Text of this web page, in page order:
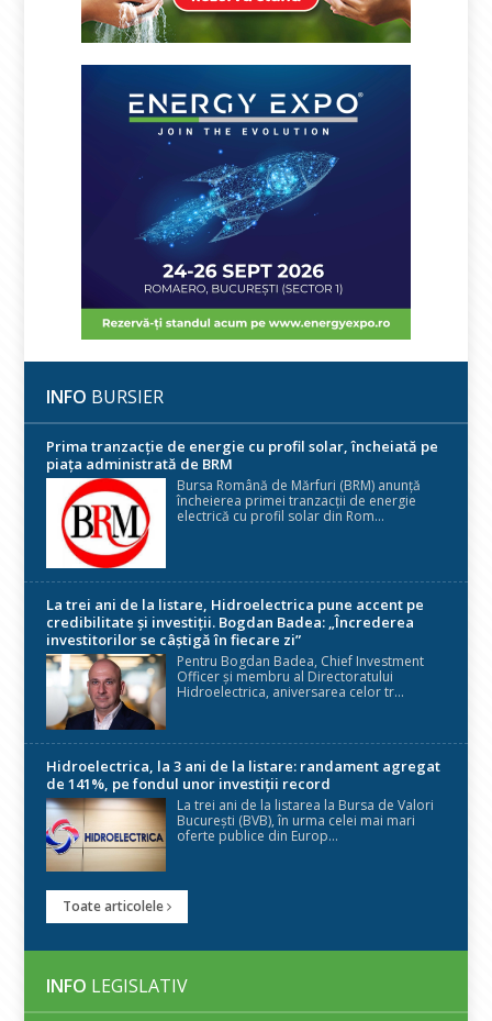
INFO BURSIER
Prima tranzacție de energie cu profil solar, încheiată pe
piața administrată de BRM
Bursa Română de Mărfuri (BRM) anunță
încheierea primei tranzacții de energie
electrică cu profil solar din Rom...
La trei ani de la listare, Hidroelectrica pune accent pe
credibilitate și investiții. Bogdan Badea: „Încrederea
investitorilor se câștigă în fiecare zi”
Pentru Bogdan Badea, Chief Investment
Officer și membru al Directoratului
Hidroelectrica, aniversarea celor tr...
Hidroelectrica, la 3 ani de la listare: randament agregat
de 141%, pe fondul unor investiții record
La trei ani de la listarea la Bursa de Valori
București (BVB), în urma celei mai mari
oferte publice din Europ...
Toate articolele
INFO LEGISLATIV